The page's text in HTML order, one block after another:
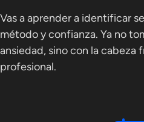
Vas a aprender a identificar
método y confianza. Ya no
ansiedad, sino con la cabeza
profesional.